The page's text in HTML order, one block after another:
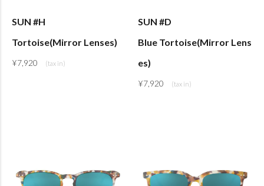
SUN #H
Tortoise(Mirror Lenses)
¥7,920
SUN #D
Blue Tortoise(Mirror Lens
es)
¥7,920